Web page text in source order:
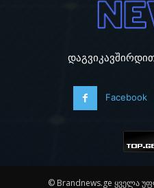
Facebook
© Brandnews.ge ყველა